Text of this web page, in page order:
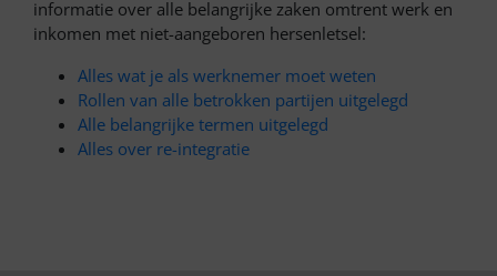
informatie over alle belangrijke zaken omtrent werk en
inkomen met niet-aangeboren hersenletsel:
Alles wat je als werknemer moet weten
Rollen van alle betrokken partijen uitgelegd
Alle belangrijke termen uitgelegd
Alles over re-integratie